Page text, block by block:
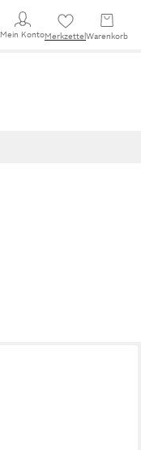
Mein KontoMerkzettel Warenkorb